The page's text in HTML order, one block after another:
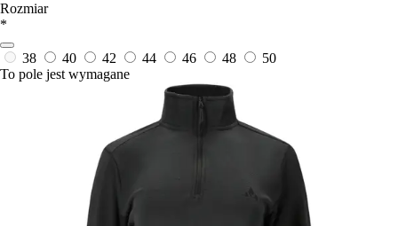
Rozmiar
*
38 40 42 44 46 48
50
To pole jest wymagane